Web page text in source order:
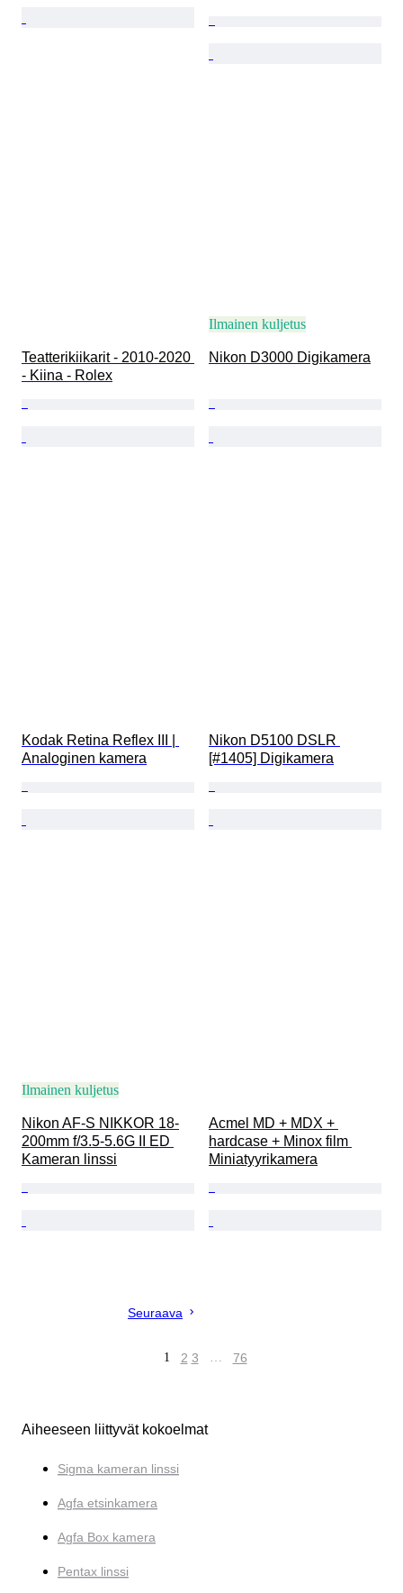
Teatterikiikarit - 2010-2020
- Kiina - Rolex
Ilmainen kuljetus
Nikon D3000 Digikamera
Kodak Retina Reflex III |
Analoginen kamera
Nikon D5100 DSLR
[#1405] Digikamera
Ilmainen kuljetus
Nikon AF-S NIKKOR 18-
200mm f/3.5-5.6G II ED
Kameran linssi
Acmel MD + MDX +
hardcase + Minox film
Miniatyyrikamera
Seuraava
1 2 3 … 76
Aiheeseen liittyvät kokoelmat
Sigma kameran linssi
Agfa etsinkamera
Agfa Box kamera
Pentax linssi